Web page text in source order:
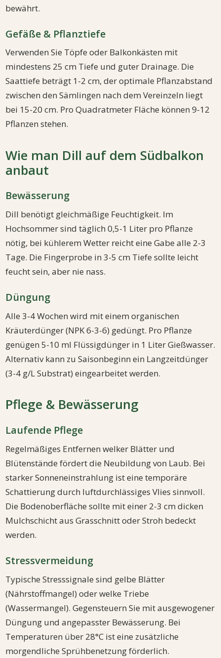
bewährt.
Gefäße & Pflanztiefe
Verwenden Sie Töpfe oder Balkonkästen mit
mindestens 25 cm Tiefe und guter Drainage. Die
Saattiefe beträgt 1-2 cm, der optimale Pflanzabstand
zwischen den Sämlingen nach dem Vereinzeln liegt
bei 15-20 cm. Pro Quadratmeter Fläche können 9-12
Pflanzen stehen.
Wie man Dill auf dem Südbalkon
anbaut
Bewässerung
Dill benötigt gleichmäßige Feuchtigkeit. Im
Hochsommer sind täglich 0,5-1 Liter pro Pflanze
nötig, bei kühlerem Wetter reicht eine Gabe alle 2-3
Tage. Die Fingerprobe in 3-5 cm Tiefe sollte leicht
feucht sein, aber nie nass.
Düngung
Alle 3-4 Wochen wird mit einem organischen
Kräuterdünger (NPK 6-3-6) gedüngt. Pro Pflanze
genügen 5-10 ml Flüssigdünger in 1 Liter Gießwasser.
Alternativ kann zu Saisonbeginn ein Langzeitdünger
(3-4 g/L Substrat) eingearbeitet werden.
Pflege & Bewässerung
Laufende Pflege
Regelmäßiges Entfernen welker Blätter und
Blütenstände fördert die Neubildung von Laub. Bei
starker Sonneneinstrahlung ist eine temporäre
Schattierung durch luftdurchlässiges Vlies sinnvoll.
Die Bodenoberfläche sollte mit einer 2-3 cm dicken
Mulchschicht aus Grasschnitt oder Stroh bedeckt
werden.
Stressvermeidung
Typische Stresssignale sind gelbe Blätter
(Nährstoffmangel) oder welke Triebe
(Wassermangel). Gegensteuern Sie mit ausgewogener
Düngung und angepasster Bewässerung. Bei
Temperaturen über 28°C ist eine zusätzliche
morgendliche Sprühbenetzung förderlich.